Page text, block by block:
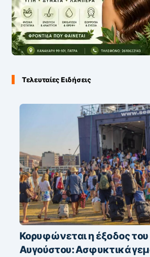
Τελευταίες Ειδήσεις
Κορυφώνεται η έξοδος του
Αυγούστου: Ασφυκτικά